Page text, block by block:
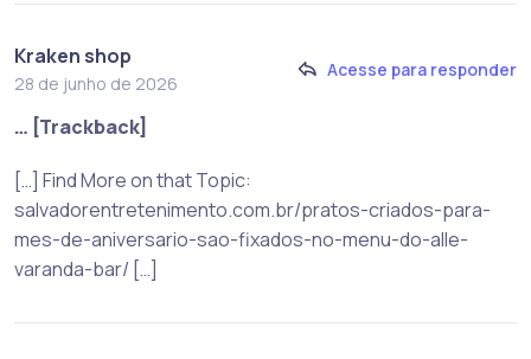
Kraken shop
28 de junho de 2026
Acesse para responder
… [Trackback]
[…] Find More on that Topic:
salvadorentretenimento.com.br/pratos-criados-para-
mes-de-aniversario-sao-fixados-no-menu-do-alle-
varanda-bar/ […]